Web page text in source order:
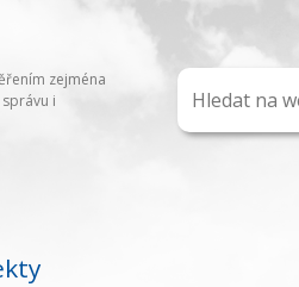
zejména
i